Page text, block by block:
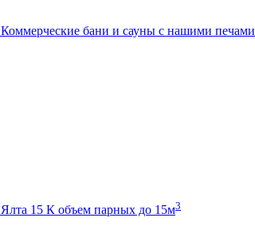
Коммерческие бани и сауны с нашими печами
Ялта 15 К объем парных до 15м3